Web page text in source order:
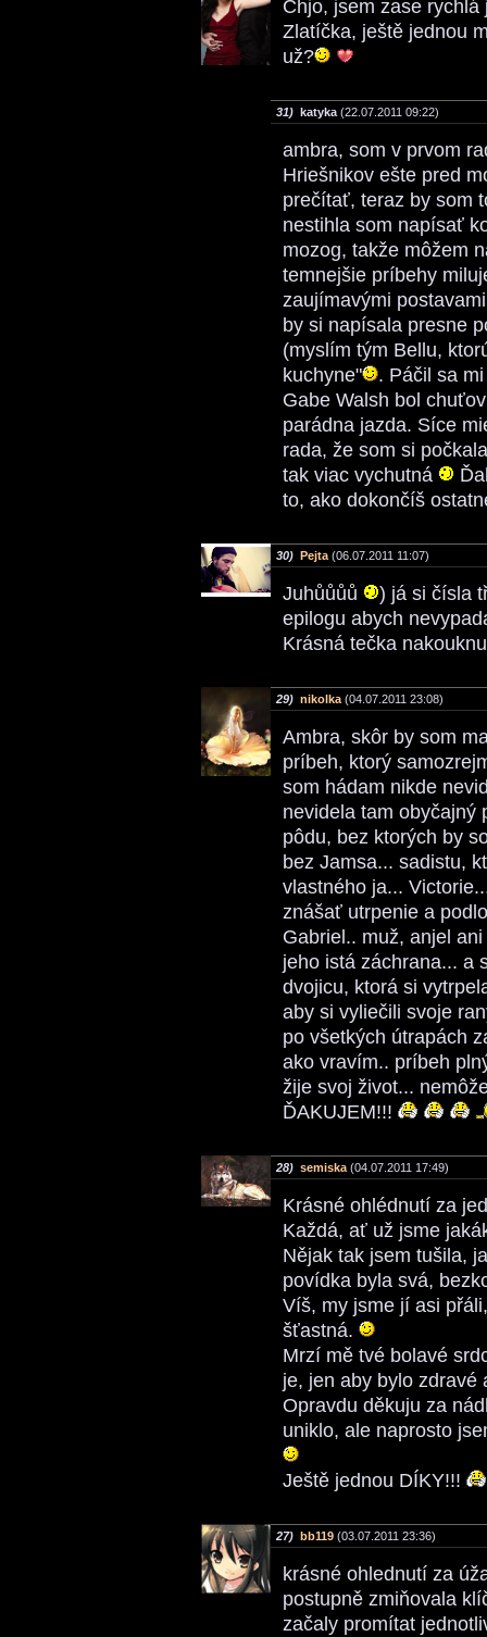
Chjo, jsem zase
Zlatíčka, ještě jednou
už?
31) katyka (22.07.2011 09:22)
ambra, som v prvom
Hriešnikov ešte pred
prečítať, teraz by som
nestihla som napísať
mozog, takže môžem
temnejšie príbehy
zaujímavými
by si napísala presne
(myslím tým Bellu,
kuchyne"
. Páčil sa
Gabe Walsh bol
parádna jazda. Síce
rada, že som si
tak viac vychutná
to, ako dokončíš
30) Pejta (06.07.2011 11:07)
Juhůůůů
) já si čísla
epilogu abych
Krásná tečka
29) nikolka (04.07.2011 23:08)
Ambra, skôr by som
príbeh, ktorý
som hádam nikde
nevidela tam obyčajný
pôdu, bez ktorých by
bez Jamsa... sadistu,
vlastného ja...
znášať utrpenie a
Gabriel.. muž, anjel
jeho istá záchrana... a
dvojicu, ktorá si
aby si vyliečili svoje
po všetkých útrapách
ako vravím.. príbeh
žije svoj život...
ĎAKUJEM!!!
28) semiska (04.07.2011 17:49)
Krásné ohlédnutí za
Každá, ať už jsme
Nějak tak jsem tušila,
povídka byla svá,
Víš, my jsme jí asi
šťastná.
Mrzí mě tvé bolavé
je, jen aby bylo
Opravdu děkuju za
uniklo, ale naprosto
Ještě jednou DÍKY!!!
27) bb119 (03.07.2011 23:36)
krásné ohlednutí za
postupně zmiňovala
začaly promítat